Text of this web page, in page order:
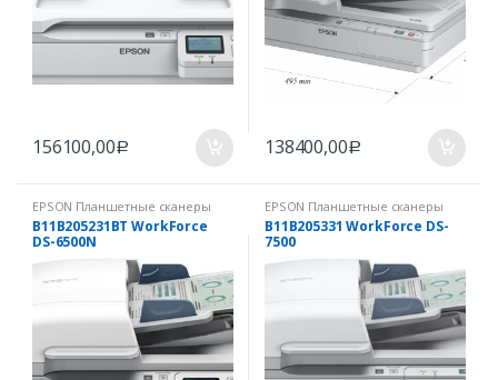
156100,00Р 138400,00Р
EPSON Планшетные сканеры
для бизнеса
B11B205231BT WorkForce
DS-6500N
EPSON Планшетные сканеры
для бизнеса
B11B205331 WorkForce DS-
7500